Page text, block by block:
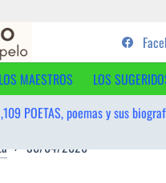
...sus poemas de medio
LOS MAESTROS LOS
POETAS, poemas y sus
30/04/2026